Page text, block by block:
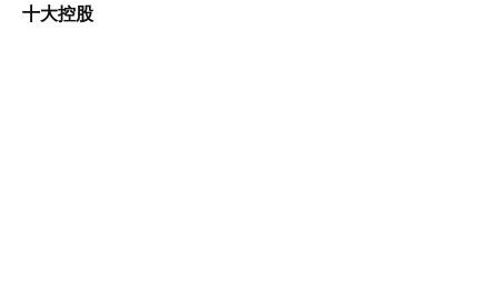
十大控股